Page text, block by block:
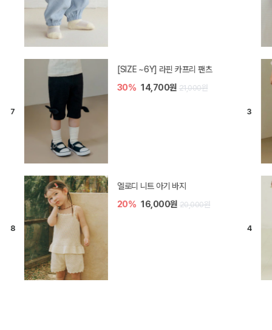
[SIZE ~6Y] 라핀 카프리 팬츠
30% 14,700원 21,000원
엘로디 니트 아기 바지
20% 16,000원 20,000원